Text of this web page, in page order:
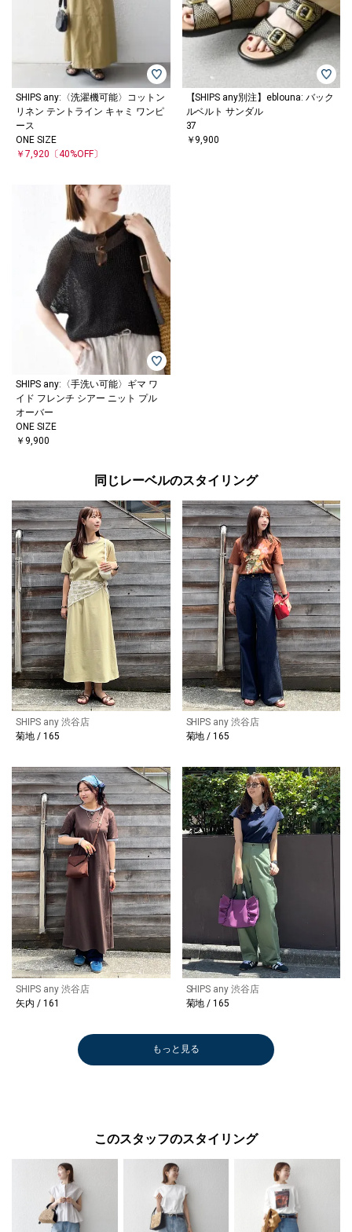
SHIPS any:〈洗濯機可能〉コットン
リネン テントライン キャミ ワンピ
ース
ONE SIZE
￥7,920 〔40%OFF〕
【SHIPS any別注】eblouna: バック
ルベルト サンダル
37
￥9,900
SHIPS any:〈手洗い可能〉ギマ ワ
イド フレンチ シアー ニット プル
オーバー
ONE SIZE
￥9,900
同じレーベルのスタイリング
SHIPS any 渋谷店
菊地 / 165
SHIPS any 渋谷店
菊地 / 165
SHIPS any 渋谷店
矢内 / 161
SHIPS any 渋谷店
菊地 / 165
もっと見る
このスタッフのスタイリング